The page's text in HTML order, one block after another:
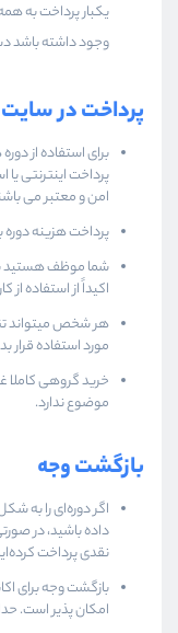
یکبار پرداخت به
وجود داشته باشد
پرداخت در سایت
برای استفاده از
پرداخت اینترنتی
امن و معتبر می
پرداخت هزینه
شما موظف هستید
اکیداً از استفاده
هر شخص میتواند
مورد استفاده قرار
خرید گروهی کاملا
موضوع ندارد.
بازگشت وجه
اگر دوره‌ای را به
داده باشید، در
نقدی پرداخت
بازگشت وجه برای
امکان پذیر است. حداکثر ۶ ساعت بعد از پرداخت باید